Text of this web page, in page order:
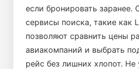
если бронировать заранее.
сервисы поиска, такие как
позволяют сравнить цены
авиакомпаний и выбрать
рейс без лишних хлопот. Не